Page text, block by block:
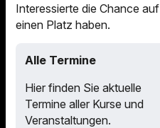
Interessierte die Chance auf
einen Platz haben.
Alle Termine
Hier finden Sie aktuelle
Termine aller Kurse und
Veranstaltungen.